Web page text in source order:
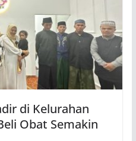
di Kelurahan
Obat Semakin